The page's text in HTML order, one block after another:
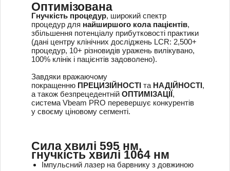
Оптимізована
Гнучкість процедур, широкий спектр
процедур для найширшого кола пацієнтів,
збільшення потенціалу прибутковості практики
(дані центру клінічних досліджень LCR: 2,500+
процедур, 10+ різновидів уражень вилікувано,
100% клінік і пацієнтів задоволено).
Завдяки вражаючому
покращенню ПРЕЦИЗІЙНОСТІ та НАДІЙНОСТІ,
а також безпрецедентній ОПТИМІЗАЦІЇ,
система Vbeam PRO перевершує конкурентів
у своєму ціновому сегменті.
Сила хвилі 595 нм,
гнучкість хвилі 1064 нм​
Імпульсний лазер на барвнику з довжиною